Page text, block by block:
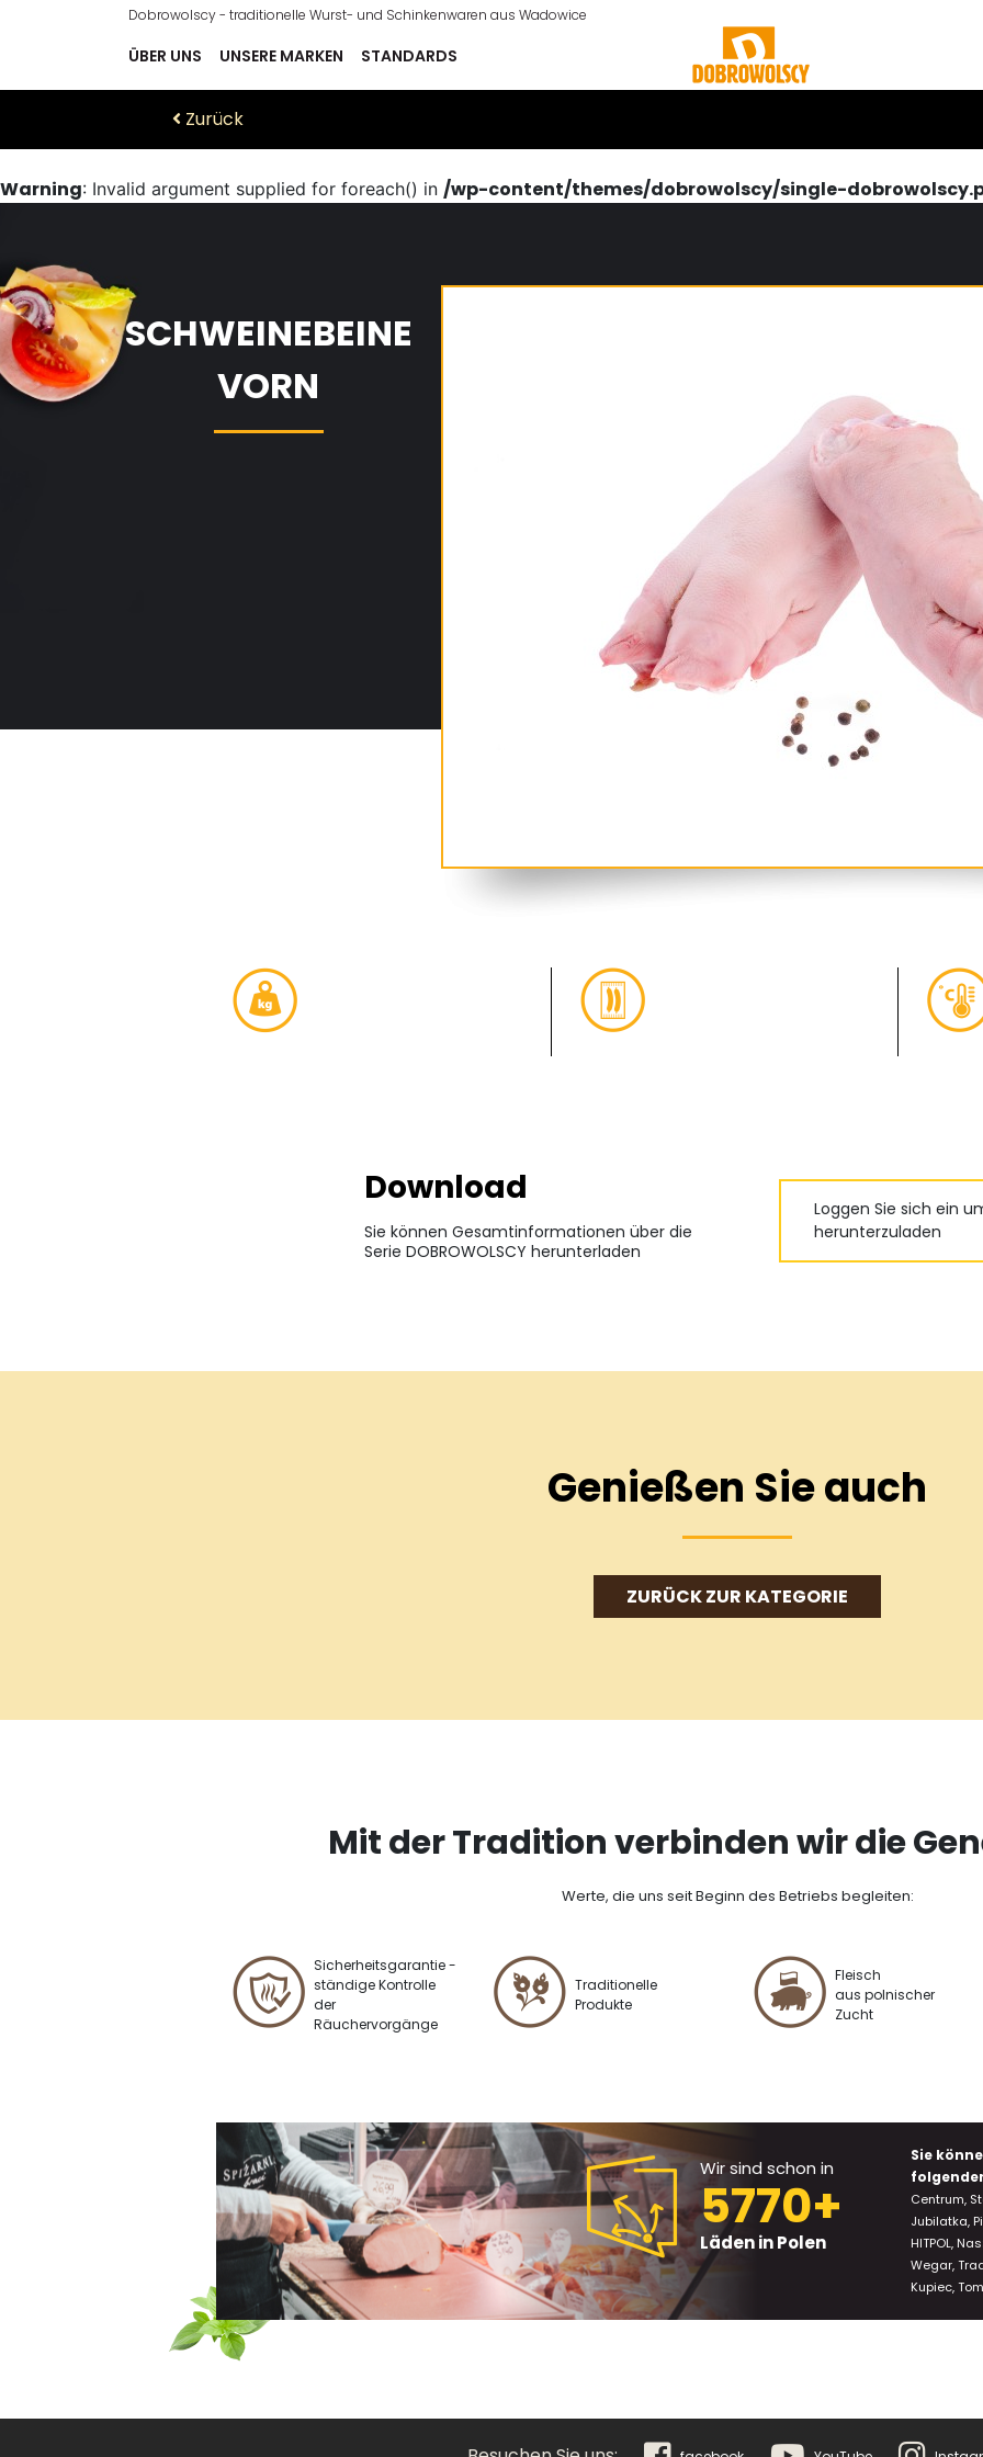
Dobrowolscy - traditionelle Wurst- und Schinkenwaren aus Wadowice
ÜBER UNS
UNSERE MARKEN STANDARDS
Zurück
Warning: Invalid argument supplied for foreach() in /wp-content/themes/dobrowolscy/single-
SCHWEINEBEINE
VORN
Download
Sie können Gesamtinformationen über die
Serie DOBROWOLSCY herunterladen
Loggen Sie sich ein
herunterzuladen
Genießen Sie auch
ZURÜCK ZUR KATEGORIE
Mit der Tradition verbinden wir die
Werte, die uns seit Beginn des Betriebs begleiten:
Sicherheitsgarantie -
ständige Kontrolle
der
Räuchervorgänge
Traditionelle
Produkte
Fleisch
aus polnischer
Zucht
Wir sind schon in
5770+
Läden in Polen
Sie
Centrum,
Jubilatka,
HITPOL,
Wegar,
Kupiec,